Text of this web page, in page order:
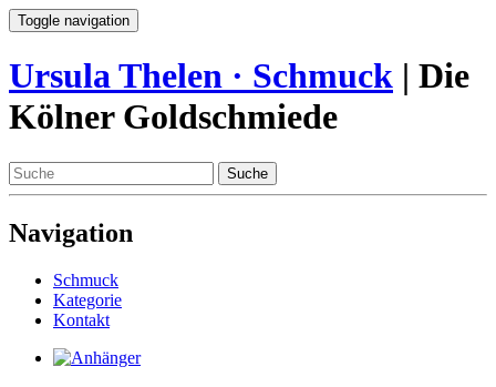
Toggle navigation
Ursula Thelen · Schmuck | Die
Kölner Goldschmiede
Suche
Navigation
Schmuck
Kategorie
Kontakt